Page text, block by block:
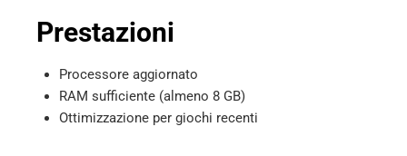
Prestazioni
Processore aggiornato
RAM sufficiente (almeno 8 GB)
Ottimizzazione per giochi recenti